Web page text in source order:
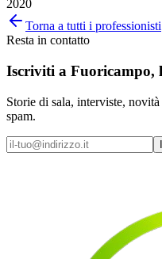
2020
Torna a tutti i professionisti
Resta in contatto
Iscriviti a Fuoricampo,
Storie di sala, interviste,
spam.